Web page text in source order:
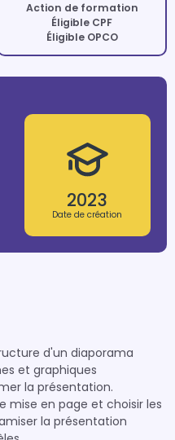
Action de formation
Éligible CPF
Éligible OPCO
2023
Date de création
d'un diaporama
et graphiques
la présentation.
mise en page et choisir les
la présentation